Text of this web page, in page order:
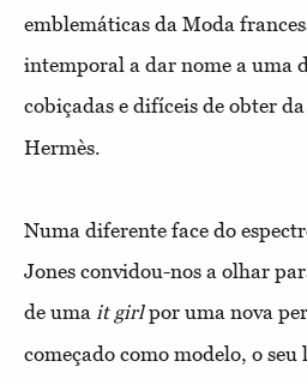
emblemáticas da Moda
intemporal a dar nome a uma
cobiçadas e difíceis de obter
Hermès.
Numa diferente face do
Jones convidou-nos a olhar
de uma it girlpor uma nova
começado como modelo, o seu